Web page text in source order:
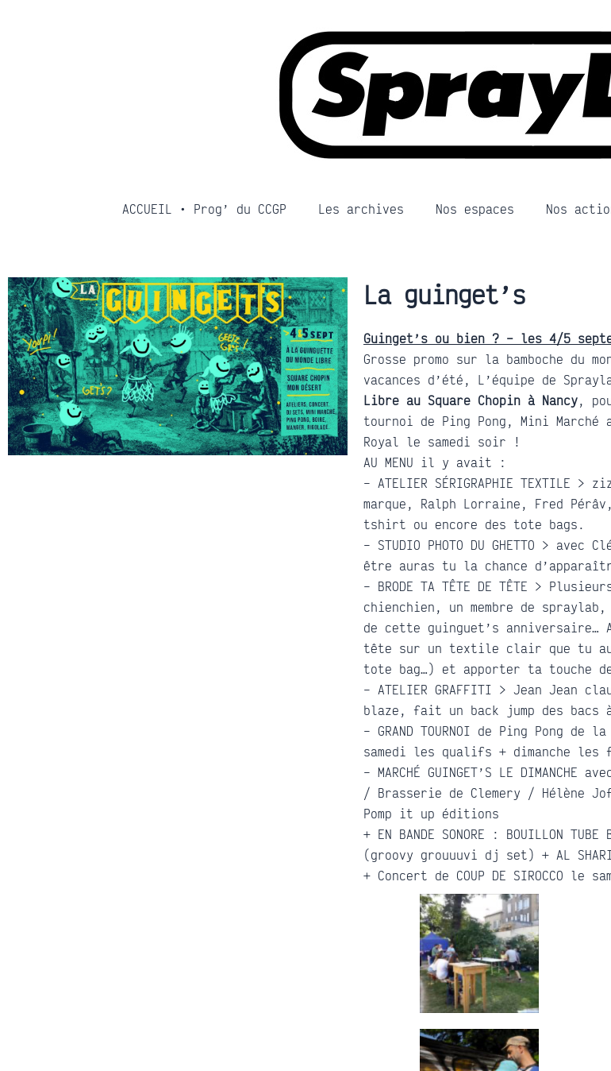
ACCUEIL • Prog’ du CCGP Les archives Nos espaces Nos
La guinget’s
Guinget’s ou bien ? – les 4/5
Grosse promo sur la bamboche du
vacances d’été, L’équipe de
Libre au Square Chopin à Nancy,
tournoi de Ping Pong, Mini
Royal le samedi soir !
AU MENU il y avait :
– ATELIER SÉRIGRAPHIE
marque, Ralph Lorraine, Fred
tshirt ou encore des tote bags.
– STUDIO PHOTO DU GHETTO >
être auras tu la chance
– BRODE TA TÊTE DE TÊTE >
chienchien, un membre de
de cette guinguet’s
tête sur un textile clair que tu
tote bag…) et apporter ta touche
– ATELIER GRAFFITI > Jean Jean
blaze, fait un back jump des bacs
– GRAND TOURNOI de Ping Pong
samedi les qualifs + dimanche les
– MARCHÉ GUINGET’S LE
/ Brasserie de Clemery / Hélène
Pomp it up éditions
+ EN BANDE SONORE : BOUILLON
(groovy grouuuvi dj set) + AL
+ Concert de COUP DE SIROCCO le